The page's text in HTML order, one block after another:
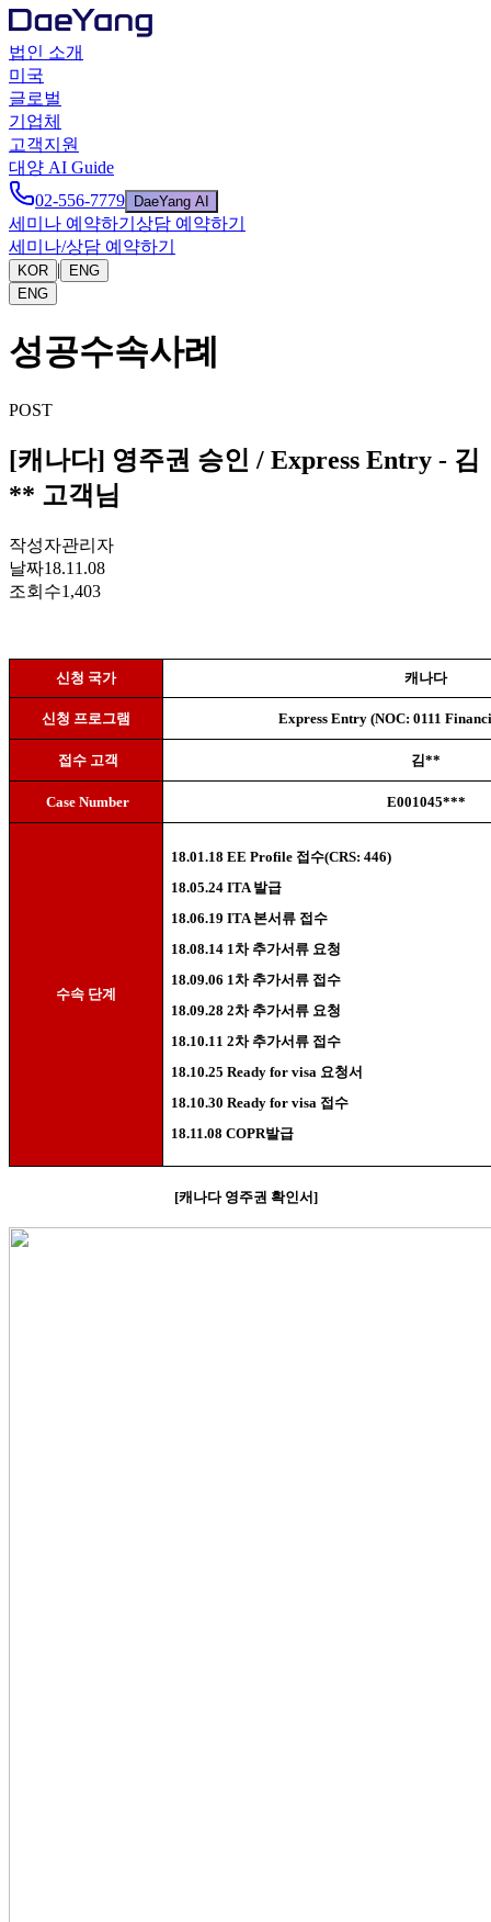
법인 소개
미국
글로벌
기업체
고객지원
대양 AI Guide
02-556-7779
DaeYang AI
세미나 예약하기 상담 예약하기
세미나/상담 예약하기
KOR |
ENG
ENG
성공수속사례
POST
[캐나다] 영주권 승인 / Express Entry - 김
** 고객님
작성자관리자
날짜18.11.08
조회수1,403
신청 국가 캐나다
신청 프로그램 Express Entry (NOC: 0111
접수 고객 김**
Case Number E001045***
수속 단계
18.01.18EE Profile 접수(CRS: 446)
18.05.24 ITA 발급
18.06.19 ITA 본서류 접수
18.08.14 1 차 추가서류 요청
18.09.06 1 차 추가서류 접수
18.09.28 2차 추가서류 요청
18.10.11 2차 추가서류 접수
18.10.25 Ready for visa 요청서
18.10.30 Ready for visa 접수
18.11.08 COPR발급
[캐나다 영주권 확인서]